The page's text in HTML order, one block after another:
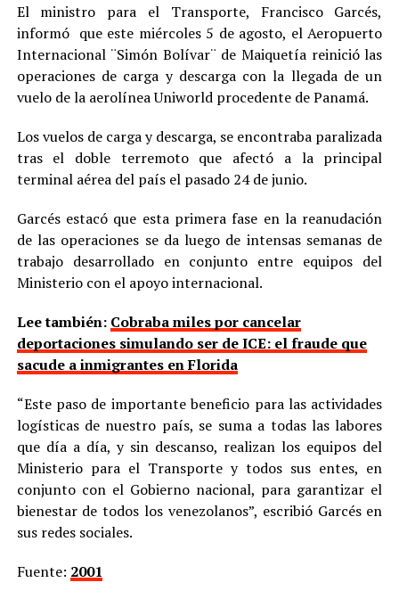
El ministro para el Transporte, Francisco Garcés,
informó que este miércoles 5 de agosto, el Aeropuerto
Internacional ¨Simón Bolívar¨ de Maiquetía reinició las
operaciones de carga y descarga con la llegada de un
vuelo de la aerolínea Uniworld procedente de Panamá.
Los vuelos de carga y descarga, se encontraba paralizada
tras el doble terremoto que afectó a la principal
terminal aérea del país el pasado 24 de junio.
Garcés estacó que esta primera fase en la reanudación
de las operaciones se da luego de intensas semanas de
trabajo desarrollado en conjunto entre equipos del
Ministerio con el apoyo internacional.
Lee también: Cobraba miles por cancelar
deportaciones simulando ser de ICE: el fraude que
sacude a inmigrantes en Florida
“Este paso de importante beneficio para las actividades
logísticas de nuestro país, se suma a todas las labores
que día a día, y sin descanso, realizan los equipos del
Ministerio para el Transporte y todos sus entes, en
conjunto con el Gobierno nacional, para garantizar el
bienestar de todos los venezolanos”, escribió Garcés en
sus redes sociales.
Fuente: 2001